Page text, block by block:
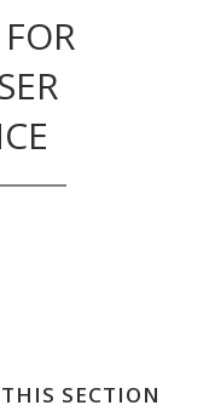
SECTION